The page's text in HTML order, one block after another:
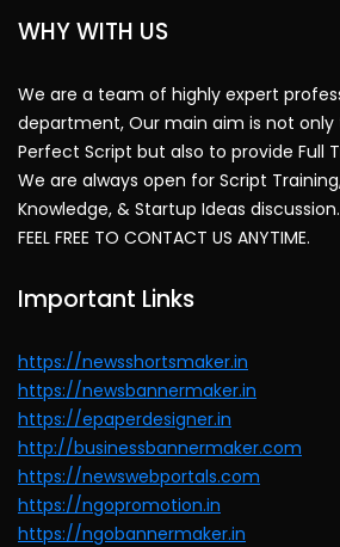
WHY WITH US
We are a team of highly expert
department, Our main aim is not
Perfect Script but also to provide Full
We are always open for Script
Knowledge, & Startup Ideas discussion.
FEEL FREE TO CONTACT US ANYTIME.
Important Links
https://newsshortsmaker.in
https://newsbannermaker.in
https://epaperdesigner.in
http://businessbannermaker.com
https://newswebportals.com
https://ngopromotion.in
https://ngobannermaker.in